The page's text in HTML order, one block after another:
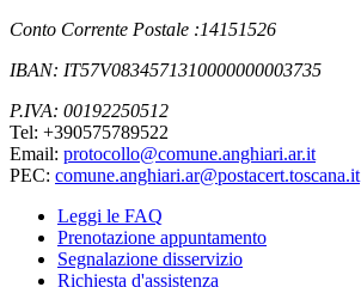
Conto Corrente Postale :14151526
IBAN: IT57V0834571310000000003735
P.IVA: 00192250512
Tel: +390575789522
Email: protocollo@comune.anghiari.ar.it
PEC: comune.anghiari.ar@postacert.toscana.it
Leggi le FAQ
Prenotazione appuntamento
Segnalazione disservizio
Richiesta d'assistenza